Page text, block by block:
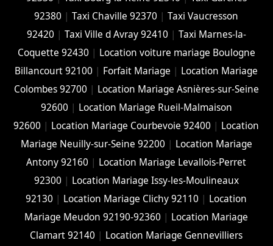
92380 |Taxi Chaville 92370 |Taxi Vaucresson
92420 | Taxi Ville d Avray 92410 | Taxi Marnes-la-
Coquette 92430 | Location voiture mariage Boulogne
Billancourt 92100 | Forfait Mariage | Location Mariage
Colombes 92700 | Location Mariage Asnières-sur-Seine
92600 | Location Mariage Rueil-Malmaison
92600 | Location Mariage Courbevoie 92400 | Location
Mariage Neuilly-sur-Seine 92200 | Location Mariage
Antony 92160 | Location Mariage Levallois-Perret
92300 | Location Mariage Issy-les-Moulineaux
92130 | Location Mariage Clichy 92110 | Location
Mariage Meudon 92190-92360 | Location Mariage
Clamart 92140 | Location Mariage Gennevilliers